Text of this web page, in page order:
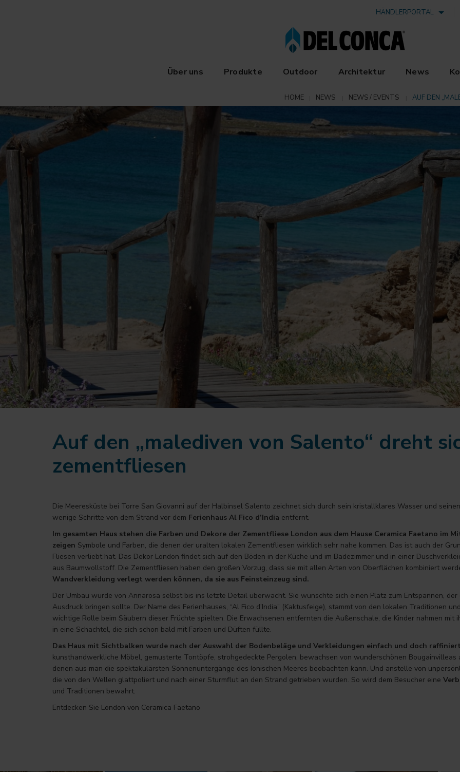
HÄNDLERPORTAL
Über uns Produkte Outdoor Architektur News
HOME NEWS NEWS / EVENTS AUF DEN
Auf den „malediven von Salento“ dreht
zementfliesen
Die Meeresküste bei Torre San Giovanni auf der Halbinsel Salento zeichnet sich durch sein kristallklares Wasser und
wenige Schritte von dem Strand vor dem Ferienhaus Al Fico d’India entfernt.
Im gesamten Haus stehen die Farben und Dekore der Zementfliese London aus dem Hause Ceramica Faetano im
zeigen Symbole und Farben, die denen der uralten lokalen Zementfliesen wirklich sehr nahe kommen. Das ist auch der
Fliesen verliebt hat. Das Dekor London findet sich auf den Böden in der Küche und im Badezimmer und in einer
aus Baumwollstoff. Die Zementfliesen haben den großen Vorzug, dass sie mit allen Arten von Oberflächen kombiniert
Wandverkleidung verlegt werden können, da sie aus Feinsteinzeug sind.
Der Umbau wurde von Annarosa selbst bis ins letzte Detail überwacht. Sie wünschte sich einen Platz zum Entspannen,
Ausdruck bringen sollte. Der Name des Ferienhauses, “Al Fico d’India” (Kaktusfeige), stammt von den lokalen Traditionen
wichtige Rolle beim Säubern dieser Früchte spielten. Die Erwachsenen entfernten die Außenschale, die Kinder nahmen
in eine Schachtel, die sich schon bald mit Farben und Düften füllte.
Das Haus mit Sichtbalken wurde nach der Auswahl der Bodenbeläge und Verkleidungen einfach und doch
kunsthandwerkliche Möbel, gemusterte Tontöpfe, strohgedeckte Pergolen, bewachsen von wunderschönen
denen aus man die spektakulärsten Sonnenuntergänge des Ionischen Meeres beobachten kann. Und anstelle von
die von den Wellen glattpoliert und nach einer Sturmflut an den Strand getrieben wurden. So wird dem Besucher eine
und Traditionen bewahrt.
Entdecken Sie London von Ceramica Faetano